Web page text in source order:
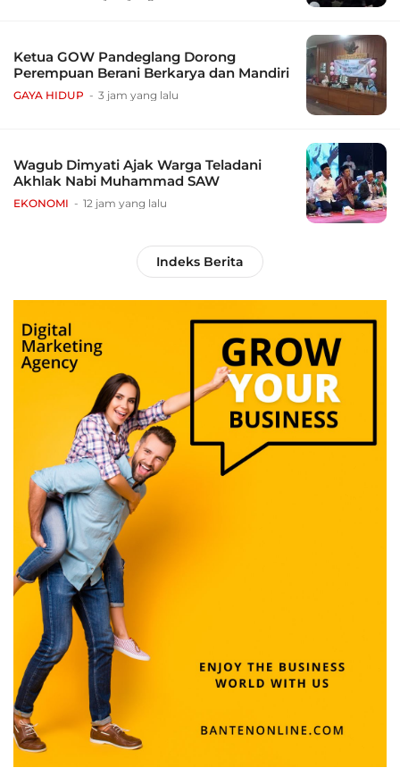
Ketua GOW Pandeglang Dorong
Perempuan Berani Berkarya dan Mandiri
GAYA HIDUP 3 jam yang lalu
Wagub Dimyati Ajak Warga Teladani
Akhlak Nabi Muhammad SAW
EKONOMI 12 jam yang lalu
Indeks Berita